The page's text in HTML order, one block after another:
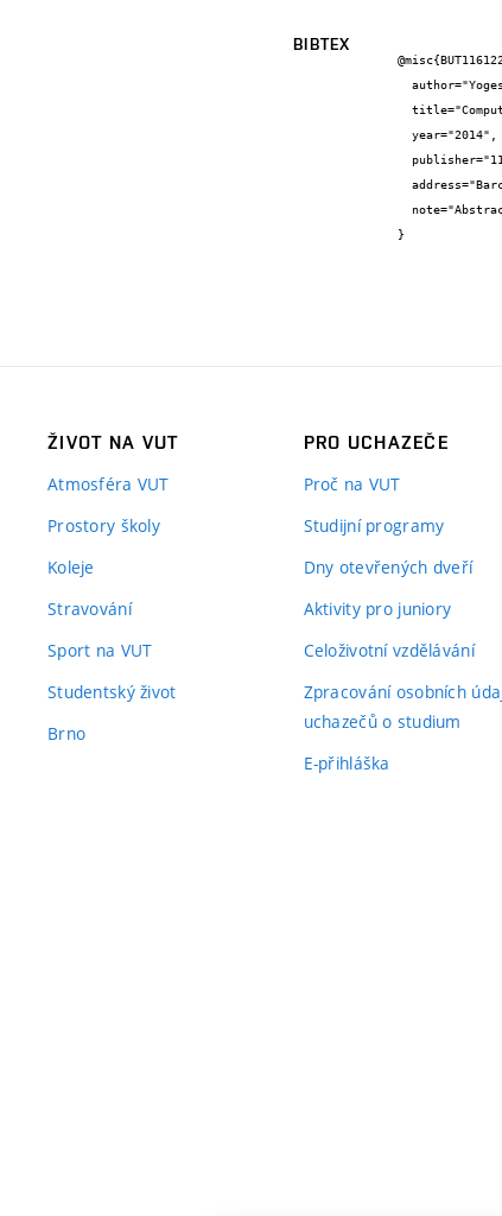
BIBTEX
}
ŽIVOT NA VUT
Atmosféra VUT
Prostory školy
Koleje
Stravování
Sport na VUT
Studentský život
Brno
PRO UCHAZEČE
Proč na VUT
Studijní programy
Dny otevřených dveří
Aktivity pro juniory
Celoživotní vzdělávání
Zpracování osobních
uchazečů o studium
E-přihláška